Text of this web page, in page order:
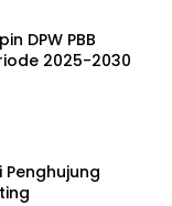
DPW PBB
2025-2030
Penghujung